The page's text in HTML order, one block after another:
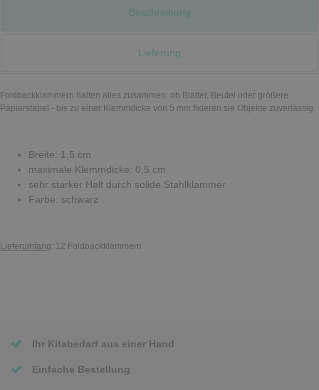
Beschreibung
Lieferung
Foldbackklammern halten alles zusammen: ob Blätter, Beutel oder größere
Papierstapel - bis zu einer Klemmdicke von 5 mm fixieren sie Objekte zuverlässig.
Breite: 1,5 cm
maximale Klemmdicke: 0,5 cm
sehr starker Halt durch solide Stahlklammer
Farbe: schwarz
Lieferumfang: 12 Foldbackklammern
Ihr Kitabedarf aus einer Hand
Einfache Bestellung